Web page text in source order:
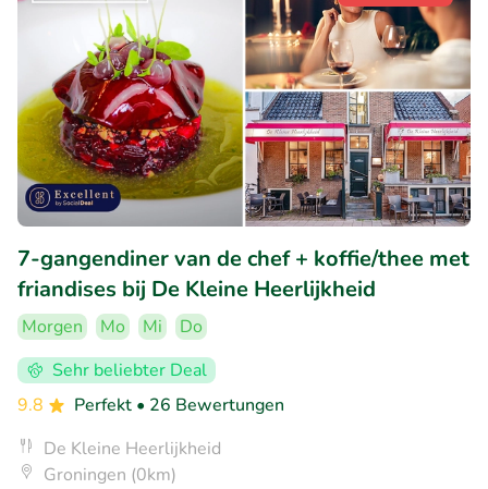
7-gangendiner van de chef + koffie/thee met
friandises bij De Kleine Heerlijkheid
Morgen Mo Mi
Do
Sehr beliebter Deal
9.8
Perfekt • 26 Bewertungen
De Kleine Heerlijkheid
Groningen (0km)